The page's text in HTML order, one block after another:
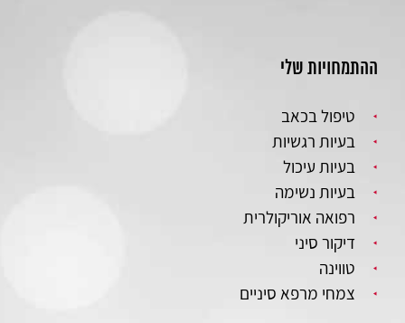
ההתמחויות שלי
טיפול בכאב
בעיות רגשיות
בעיות עיכול
בעיות נשימה
רפואה אוריקולרית
דיקור סיני
טווינה
צמחי מרפא סיניים